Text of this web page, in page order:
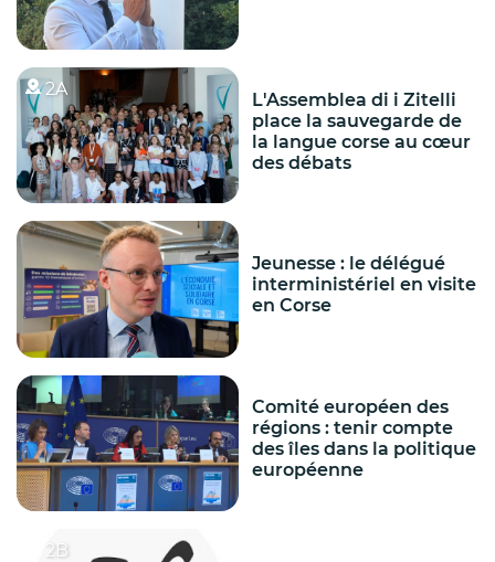
2A
L'Assemblea di i Zitelli
place la sauvegarde de
la langue corse au cœur
des débats
Jeunesse : le délégué
interministériel en visite
en Corse
Comité européen des
régions : tenir compte
des îles dans la politique
européenne
2B